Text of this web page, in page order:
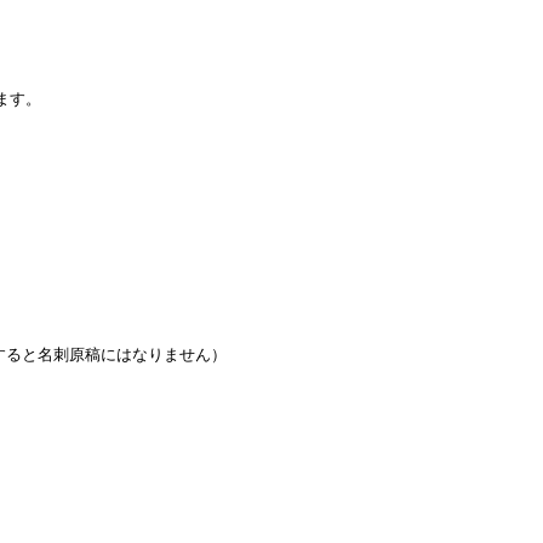
。
と名刺原稿にはなりません）